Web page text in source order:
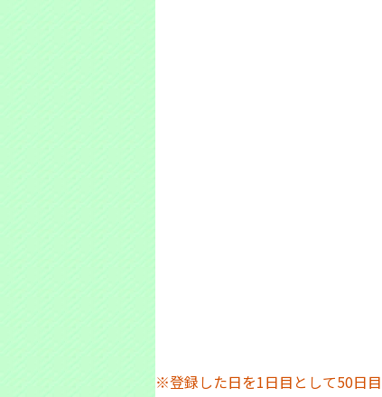
※登録した日を1日目として50日目